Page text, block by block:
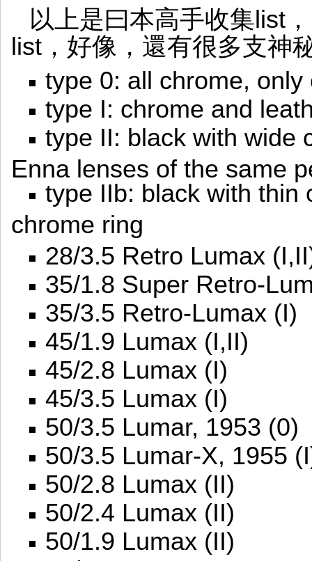
以上是曰本高手收集list
list，好像，還有很多支神
type 0: all chrome,
type I: chrome and
type II: black with wide
Enna lenses of the same
type IIb: black with thin
chrome ring
28/3.5 Retro Lumax
35/1.8 Super Retro-
35/3.5 Retro-Lumax (I)
45/1.9 Lumax (I,II)
45/2.8 Lumax (I)
45/3.5 Lumax (I)
50/3.5 Lumar, 1953 (0)
50/3.5 Lumar-X, 1955
50/2.8 Lumax (II)
50/2.4 Lumax (II)
50/1.9 Lumax (II)